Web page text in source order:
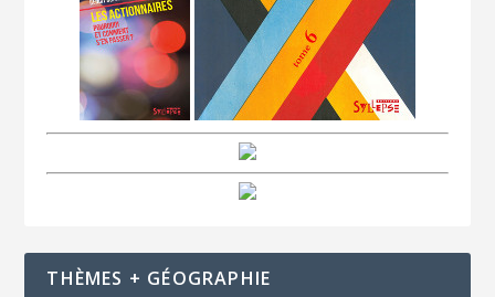
THÈMES + GÉOGRAPHIE